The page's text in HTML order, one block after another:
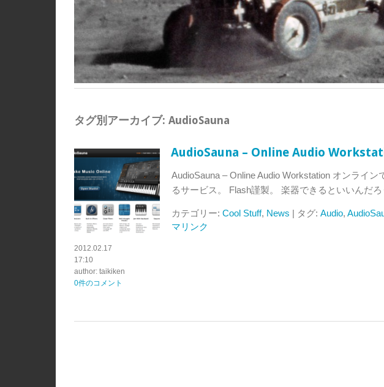
タグ別アーカイブ: AudioSauna
2012.02.17
17:10
author: taikiken
0件のコメント
AudioSauna – Online Audio
AudioSauna – Online Audio Workstation オンライン
るサービス。 Flash謹製。 楽器できるといいんだろ
カテゴリー: Cool Stuff, News | タグ: Audio,
マリンク